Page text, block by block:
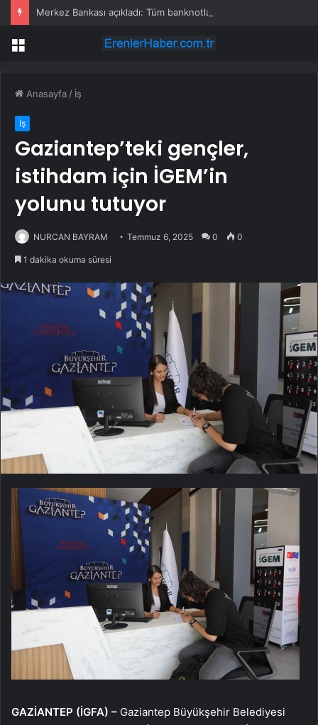
Merkez Bankası açıkladı: Tüm banknotlar değişiyor
Menü
Anasayfa / İş
İş
Gaziantep’teki gençler,
istihdam için İGEM’in
yolunu tutuyor
NURCAN BAYRAM Temmuz 6, 2025 0 0
1 dakika okuma süresi
GAZİANTEP (İGFA) – Gaziantep Büyükşehir Belediyesi